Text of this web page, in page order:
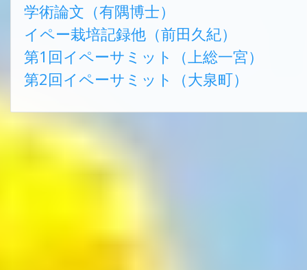
学術論文（有隅博士）
イペー栽培記録他（前田久紀）
第1回イペーサミット（上総一宮）
第2回イペーサミット（大泉町）